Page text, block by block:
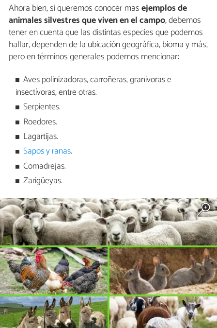
Ahora bien, si queremos conocer masejemplos de
animales silvestres que viven en el campo, debemos
tener en cuenta que las distintas especies que podemos
hallar, dependen de la ubicación geográfica, bioma y más,
pero en términos generales podemos mencionar:
Aves polinizadoras, carroñeras, granívoras e
insectívoras, entre otras.
Serpientes.
Roedores.
Lagartijas.
Sapos y ranas.
Comadrejas.
Zarigüeyas.